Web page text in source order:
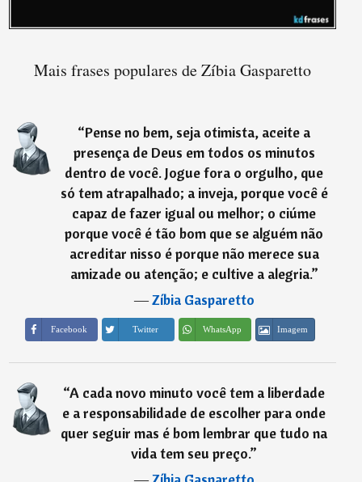
Mais frases populares de Zíbia Gasparetto
“Pense no bem, seja otimista, aceite a
presença de Deus em todos os minutos
dentro de você. Jogue fora o orgulho, que
só tem atrapalhado; a inveja, porque você é
capaz de fazer igual ou melhor; o ciúme
porque você é tão bom que se alguém não
acreditar nisso é porque não merece sua
amizade ou atenção; e cultive a alegria.”
―Zíbia Gasparetto
Facebook Twitter WhatsApp Imagem
“A cada novo minuto você tem a liberdade
e a responsabilidade de escolher para onde
quer seguir mas é bom lembrar que tudo na
vida tem seu preço.”